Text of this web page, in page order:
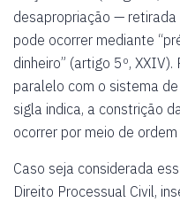
desapropriação —
pode ocorrer mediante
dinheiro” (artigo 5º,
paralelo com o sistema
sigla indica, a constrição
ocorrer por meio de ordem
Caso seja considerada
Direito Processual Civil,